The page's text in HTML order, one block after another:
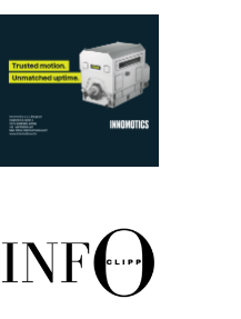
vašu pametnu
energijom
· Display
složenih
korist
mestu!